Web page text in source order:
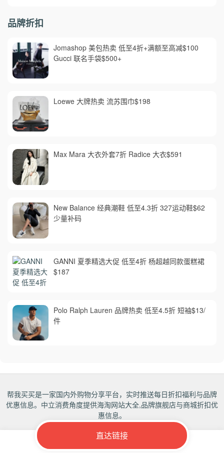
直达链接
品牌折扣
Jomashop 美包热卖 低至4折+满额至高减$100
Gucci 联名手袋$500+
Loewe 大牌热卖 流苏围巾$198
Max Mara 大衣外套7折 Radice 大衣$591
New Balance 经典潮鞋 低至4.3折 327运动鞋$62
少量补码
GANNI 夏季精选大促 低至4折 杨超越同款蛋糕裙
$187
Polo Ralph Lauren 品牌热卖 低至4.5折 短袖$13/
件
帮我买买是一家国内外购物分享平台，实时推送每日折扣福利与品牌
优惠信息。中立消费角度提供海淘网站大全,品牌旗舰店与商城折扣优
惠信息。
Copyrights 2018-2027帮我买买 All rights reserved.